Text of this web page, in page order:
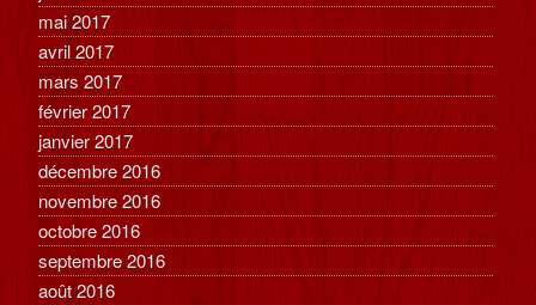
mai 2017
avril 2017
mars 2017
février 2017
janvier 2017
décembre 2016
novembre 2016
octobre 2016
septembre 2016
août 2016